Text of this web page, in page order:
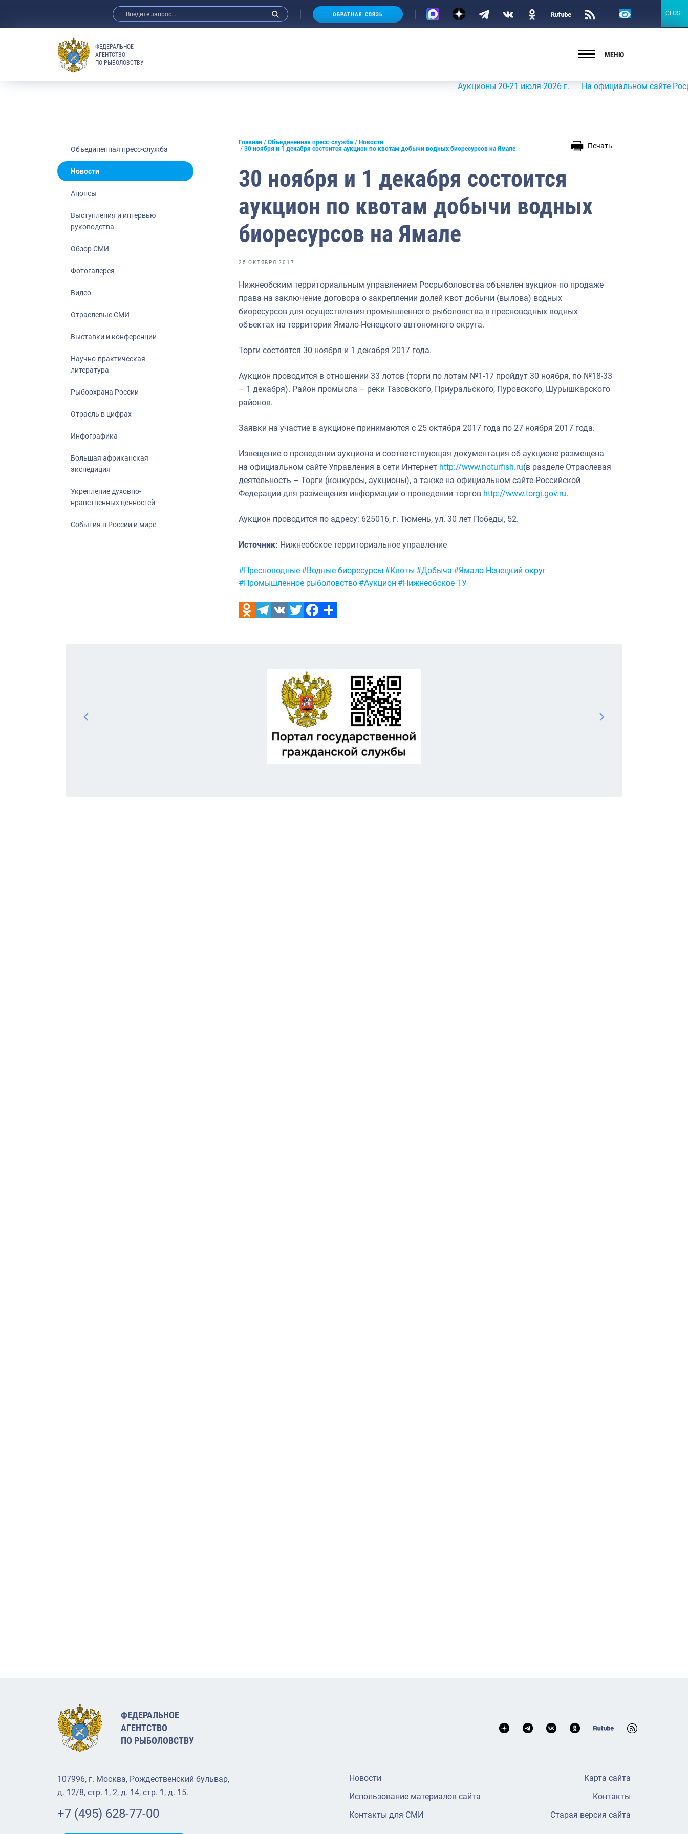
Анонсы
Отраслевые СМИ
Выставки и конференции
Рыбоохрана России
Отрасль в цифрах
Большая африканская экспедиция
ОБРАТНАЯ СВЯЗЬ
Версия
ФЕДЕРАЛЬНОЕ
АГЕНТСТВО
ПО РЫБОЛОВСТВУ
МЕНЮ
Аукционы 20-21 июля 2026 г. На официальном сайте
Объединенная пресс-служба
Новости
Анонсы
Выступления и интервью
руководства
Обзор СМИ
Фотогалерея
Видео
Отраслевые СМИ
Выставки и конференции
Научно-практическая
литература
Рыбоохрана России
Отрасль в цифрах
Инфографика
Большая африканская
экспедиция
Укрепление духовно-
нравственных ценностей
События в России и мире
Главная Объединенная пресс-служба
Новости
30 ноября и 1 декабря состоится аукцион по квотам добычи водных биоресурсов на Ямале
Печать
30 ноября и 1 декабря состоится
аукцион по квотам добычи водных
биоресурсов на Ямале
25 ОКТЯБРЯ 2017
Нижнеобским территориальным управлением Росрыболовства объявлен аукцион по продаже
права на заключение договора о закреплении долей квот добычи (вылова) водных
биоресурсов для осуществления промышленного рыболовства в пресноводных водных
объектах на территории Ямало-Ненецкого автономного округа.
Торги состоятся 30 ноября и 1 декабря 2017 года.
Аукцион проводится в отношении 33 лотов (торги по лотам №1-17 пройдут 30 ноября, по №18-33
– 1 декабря). Район промысла – реки Тазовского, Приуральского, Пуровского, Шурышкарского
районов.
Заявки на участие в аукционе принимаются с 25 октября 2017 года по 27 ноября 2017 года.
Извещение о проведении аукциона и соответствующая документация об аукционе размещена
на официальном сайте Управления в сети Интернет http://www.noturfish.ru(в разделе Отраслевая
деятельность – Торги (конкурсы, аукционы), а также на официальном сайте Российской
Федерации для размещения информации о проведении торгов http://www.torgi.gov.ru.
Аукцион проводится по адресу: 625016, г. Тюмень, ул. 30 лет Победы, 52.
Источник: Нижнеобское территориальное управление
Метки:
#Пресноводные #Водные биоресурсы #Квоты #Добыча #Ямало-Ненецкий округ
#Промышленное рыболовство #Аукцион #Нижнеобское ТУ
ФЕДЕРАЛЬНОЕ
АГЕНТСТВО
ПО РЫБОЛОВСТВУ
107996, г. Москва, Рождественский бульвар,
д. 12/8, стр. 1, 2, д. 14, стр. 1, д. 15.
+7 (495) 628-77-00
Новости
Использование материалов сайта
Контакты для СМИ
Карта сайта
Контакты
Старая версия сайта
CLOSE
CLOSE